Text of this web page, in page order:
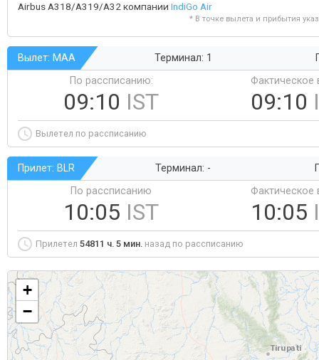
Airbus A318/A319/A32 компании IndiGo Air
* В точке вылета и прибытия
Вылет: MAA Терминал: 1
По рассписанию:
09:10 IST
Фактическое
09:10
Вылетел по рассписанию
Прилет: BLR Терминал: -
По рассписанию
10:05 IST
Фактическое
10:05
Прилетел 54811 ч. 5 мин. назад по рассписанию
+
−